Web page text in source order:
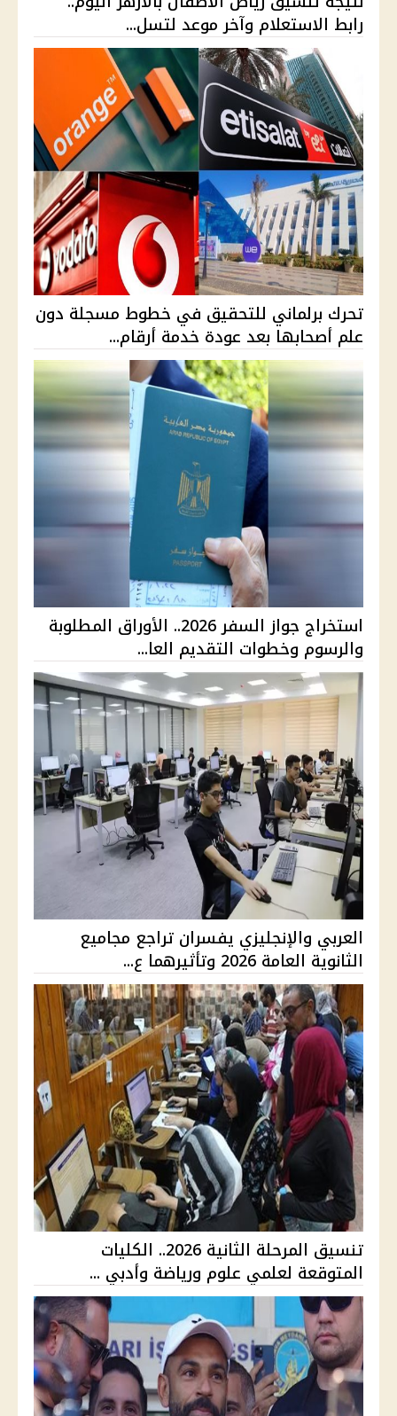
رابط الاستعلام وآخر موعد لتسل...
تحرك برلماني للتحقيق في خطوط مسجلة دون
علم أصحابها بعد عودة خدمة أرقام...
استخراج جواز السفر 2026.. الأوراق المطلوبة
والرسوم وخطوات التقديم العا...
العربي والإنجليزي يفسران تراجع مجاميع
الثانوية العامة 2026 وتأثيرهما ع...
تنسيق المرحلة الثانية 2026.. الكليات
المتوقعة لعلمي علوم ورياضة وأدبي ...